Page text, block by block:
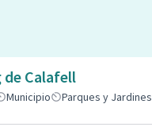
de Calafell
Municipio Parques y